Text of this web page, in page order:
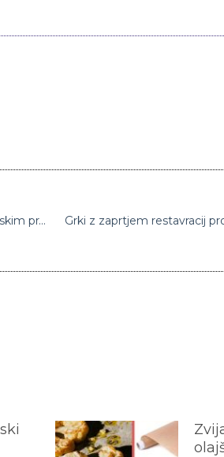
Pooblastila ministra za pravosodje na Poljskem neskladna z evropskim pravom Grki z zaprtjem restavracij